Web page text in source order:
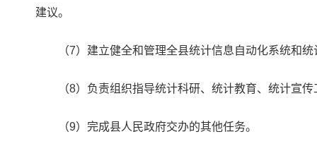
建议。
（7）建立健全和管理全县统计信息自动化系统和
（8）负责组织指导统计科研、统计教育、统计宣
（9）完成县人民政府交办的其他任务。